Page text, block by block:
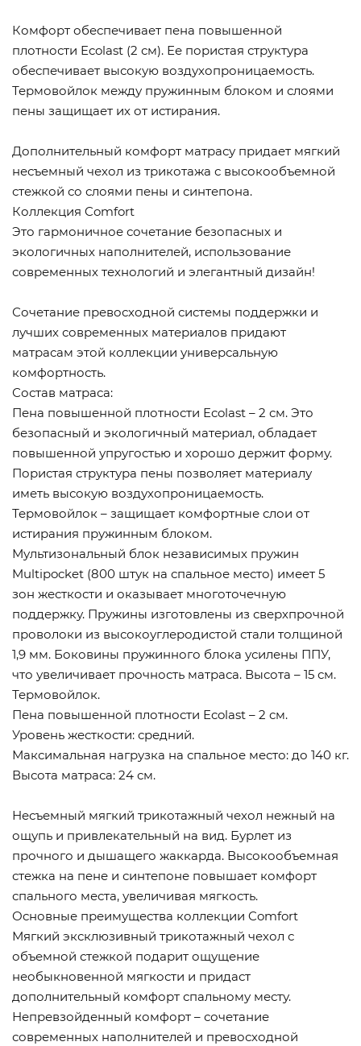
Комфорт обеспечивает пена повышенной
плотности Ecolast (2 см). Ее пористая структура
обеспечивает высокую воздухопроницаемость.
Термовойлок между пружинным блоком и слоями
пены защищает их от истирания.
Дополнительный комфорт матрасу придает мягкий
несъемный чехол из трикотажа с высокообъемной
стежкой со слоями пены и синтепона.
Коллекция Comfort
Это гармоничное сочетание безопасных и
экологичных наполнителей, использование
современных технологий и элегантный дизайн!
Сочетание превосходной системы поддержки и
лучших современных материалов придают
матрасам этой коллекции универсальную
комфортность.
Состав матраса:
Пена повышенной плотности Ecolast – 2 см. Это
безопасный и экологичный материал, обладает
повышенной упругостью и хорошо держит форму.
Пористая структура пены позволяет материалу
иметь высокую воздухопроницаемость.
Термовойлок – защищает комфортные слои от
истирания пружинным блоком.
Мультизональный блок независимых пружин
Multipocket (800 штук на спальное место) имеет 5
зон жесткости и оказывает многоточечную
поддержку. Пружины изготовлены из сверхпрочной
проволоки из высокоуглеродистой стали толщиной
1,9 мм. Боковины пружинного блока усилены ППУ,
что увеличивает прочность матраса. Высота – 15 см.
Термовойлок.
Пена повышенной плотности Ecolast – 2 см.
Уровень жесткости: средний.
Максимальная нагрузка на спальное место: до 140 кг.
Высота матраса: 24 см.
Несъемный мягкий трикотажный чехол нежный на
ощупь и привлекательный на вид. Бурлет из
прочного и дышащего жаккарда. Высокообъемная
стежка на пене и синтепоне повышает комфорт
спального места, увеличивая мягкость.
Основные преимущества коллекции Comfort
Мягкий эксклюзивный трикотажный чехол с
объемной стежкой подарит ощущение
необыкновенной мягкости и придаст
дополнительный комфорт спальному месту.
Непревзойденный комфорт – сочетание
современных наполнителей и превосходной